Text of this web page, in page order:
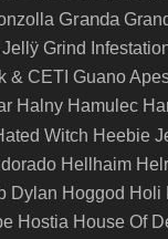
Granda
Jellÿ Grind
& CETI Guano
Halny Hamulec
Witch Heebie
Hellhaim
Dylan Hoggod Holi
Hostia House Of